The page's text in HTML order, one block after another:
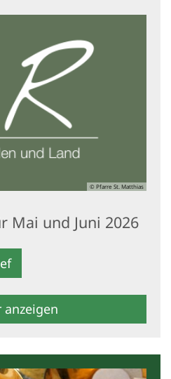
© Pfarre St. Matthias
Mai und Juni 2026
anzeigen